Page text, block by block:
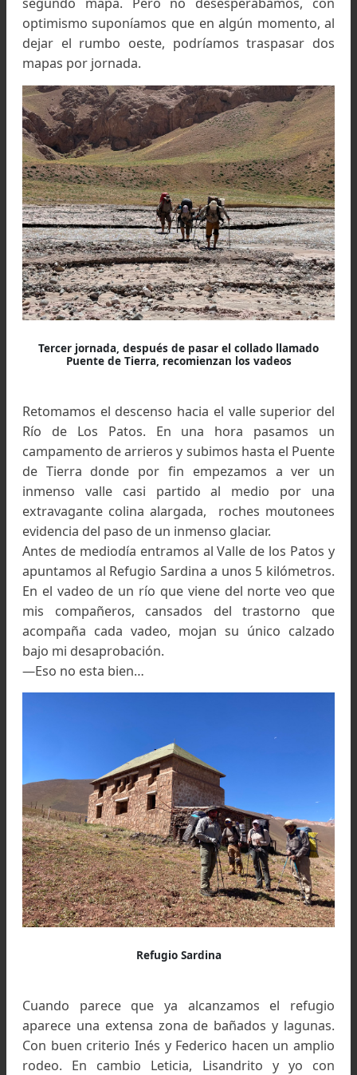
Portezuelo de La Honda. La lejana vista del Aconcagua
lo que los hace tomar conciencia de la distancia que
deben recorrer. A la derecha la cara norte y el Gran
Acarreo, a la izquierda el glaciar de los Polacos, cuya
directa fue abierta por una expedición Tucumana
Así la vieron los ancestros del norte y los
Magnífica, inmaculada, alejada de mezquindad
Descendiendo a toda marcha hacia el segundo vivac
Tercer día: hacia el Refugio
Sardina en el Valle de los Patos
En el estudio previo del recorrido, había
mapas escala 1:20.000, hoja A4 “apaisada”, unos
En los primeros días, a pesar del esfuerzo,
habíamos conseguido arrimarnos al final
segundo mapa. Pero no desesperábamos,
optimismo suponíamos que en algún